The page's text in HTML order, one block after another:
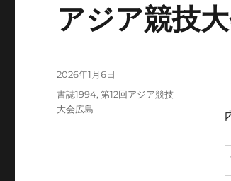
アジア競技
投
稿
日:
2026年1月6日
カ
テ
書誌1994,第12回アジア競技
大会広島